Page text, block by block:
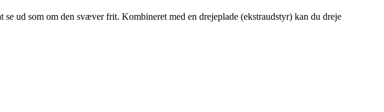
ud som om den svæver frit. Kombineret med en drejeplade (ekstraudstyr) kan du dreje